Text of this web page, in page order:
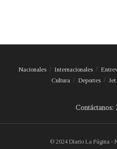
Nacionales Internacionales
Cultura
Deportes
Contáctanos:
© 2024 Diario La Página -